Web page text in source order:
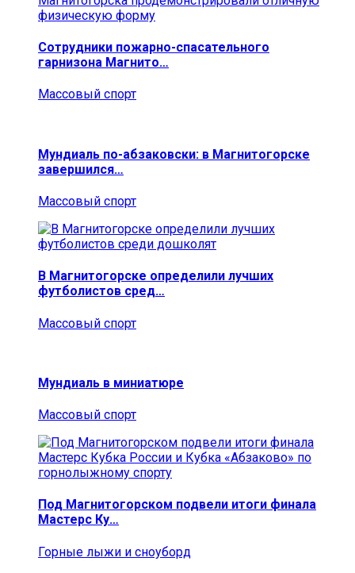
Сотрудники пожарно-спасательного
гарнизона Магнито…
Массовый спорт
Мундиаль по-абзаковски: в Магнитогорске
завершился…
Массовый спорт
В Магнитогорске определили лучших
футболистов сред…
Массовый спорт
Мундиаль в миниатюре
Массовый спорт
Под Магнитогорском подвели итоги финала
Мастерс Ку…
Горные лыжи и сноуборд